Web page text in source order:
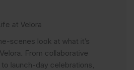
at Velora​
scenes look at what it’s
From collaborative
launch-day celebrations,